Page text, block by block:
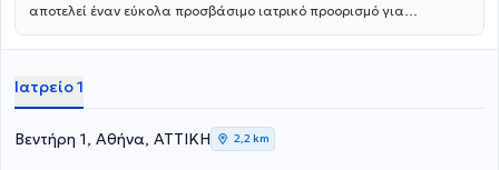
αποτελεί έναν εύκολα προσβάσιμο ιατρικό προορισμό για
ιατρικές ειδικότητες με υψηλές διαγνωστικές δυνατότητες,
Ιατρείο 1
Βεντήρη 1, Αθήνα, ΑΤΤΙΚΗ 2,2 km